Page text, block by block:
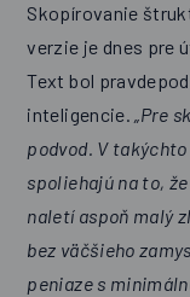
Skopírovanie
verzie je dnes pre
Text bol
inteligencie.„Pre
podvod. V
spoliehajú na to,
naletí aspoň malý
bez väčšieho
peniaze s